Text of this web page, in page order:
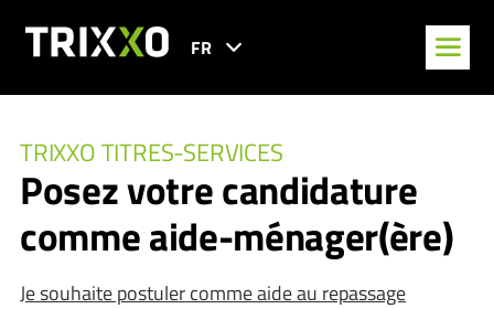
FR
TRIXXO TITRES-SERVICES
Posez votre candidature
comme aide-ménager(ère)
Je souhaite postuler comme aide au repassage